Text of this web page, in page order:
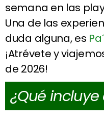
semana en las
Una de las
duda alguna, es
¡Atrévete y
de 2026!
¿Qué